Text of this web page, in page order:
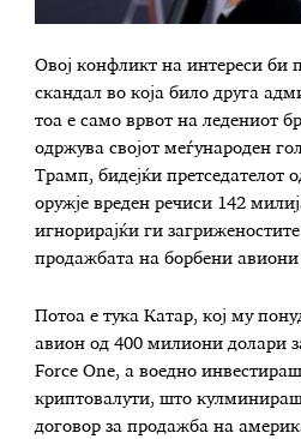
Овој конфликт на интереси би
скандал во која било друга
тоа е само врвот на ледениот
одржува својот меѓународен
Трамп, бидејќи претседателот
оружје вреден речиси 142
игнорирајќи ги
продажбата на борбени
Потоа е тука Катар, кој му
авион од 400 милиони долари
Force One, а воедно
криптовалути, што
договор за продажба на